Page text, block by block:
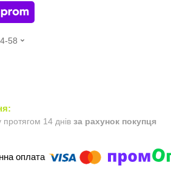
58
14 днів за рахунок покупця